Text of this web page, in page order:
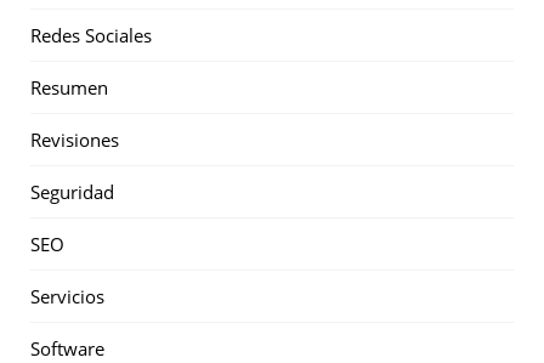
Redes Sociales
Resumen
Revisiones
Seguridad
SEO
Servicios
Software